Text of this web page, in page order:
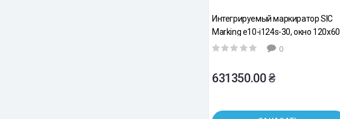
Интегрируемый маркиратор SIC
Marking e10-i124s-30, окно 120х60
мм.
0
631350.00 ₴